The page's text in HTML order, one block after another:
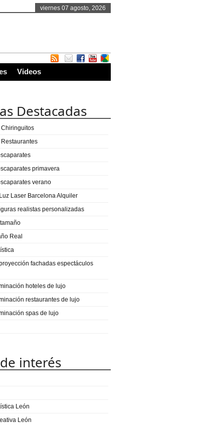
viernes 07 agosto, 2026
Videos
Destacadas
primavera
verano
Laser Barcelona Alquiler
realistas personalizadas
Real
fachadas espectáculos
hoteles de lujo
restaurantes de lujo
spas de lujo
interés
León
León